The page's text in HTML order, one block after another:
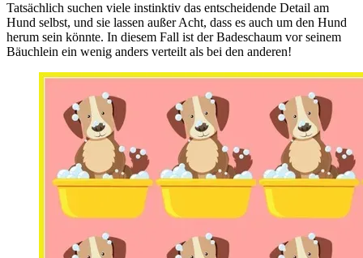
Tatsächlich suchen viele instinktiv das entscheidende Detail am
Hund selbst, und sie lassen außer Acht, dass es auch um den Hund
herum sein könnte. In diesem Fall ist der Badeschaum vor seinem
Bäuchlein ein wenig anders verteilt als bei den anderen!